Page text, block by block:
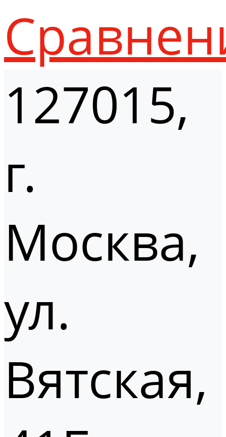
127015,
г.
Москва,
ул.
Вятская,